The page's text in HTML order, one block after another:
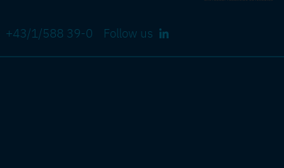
+43/1/588 39-0 Follow us